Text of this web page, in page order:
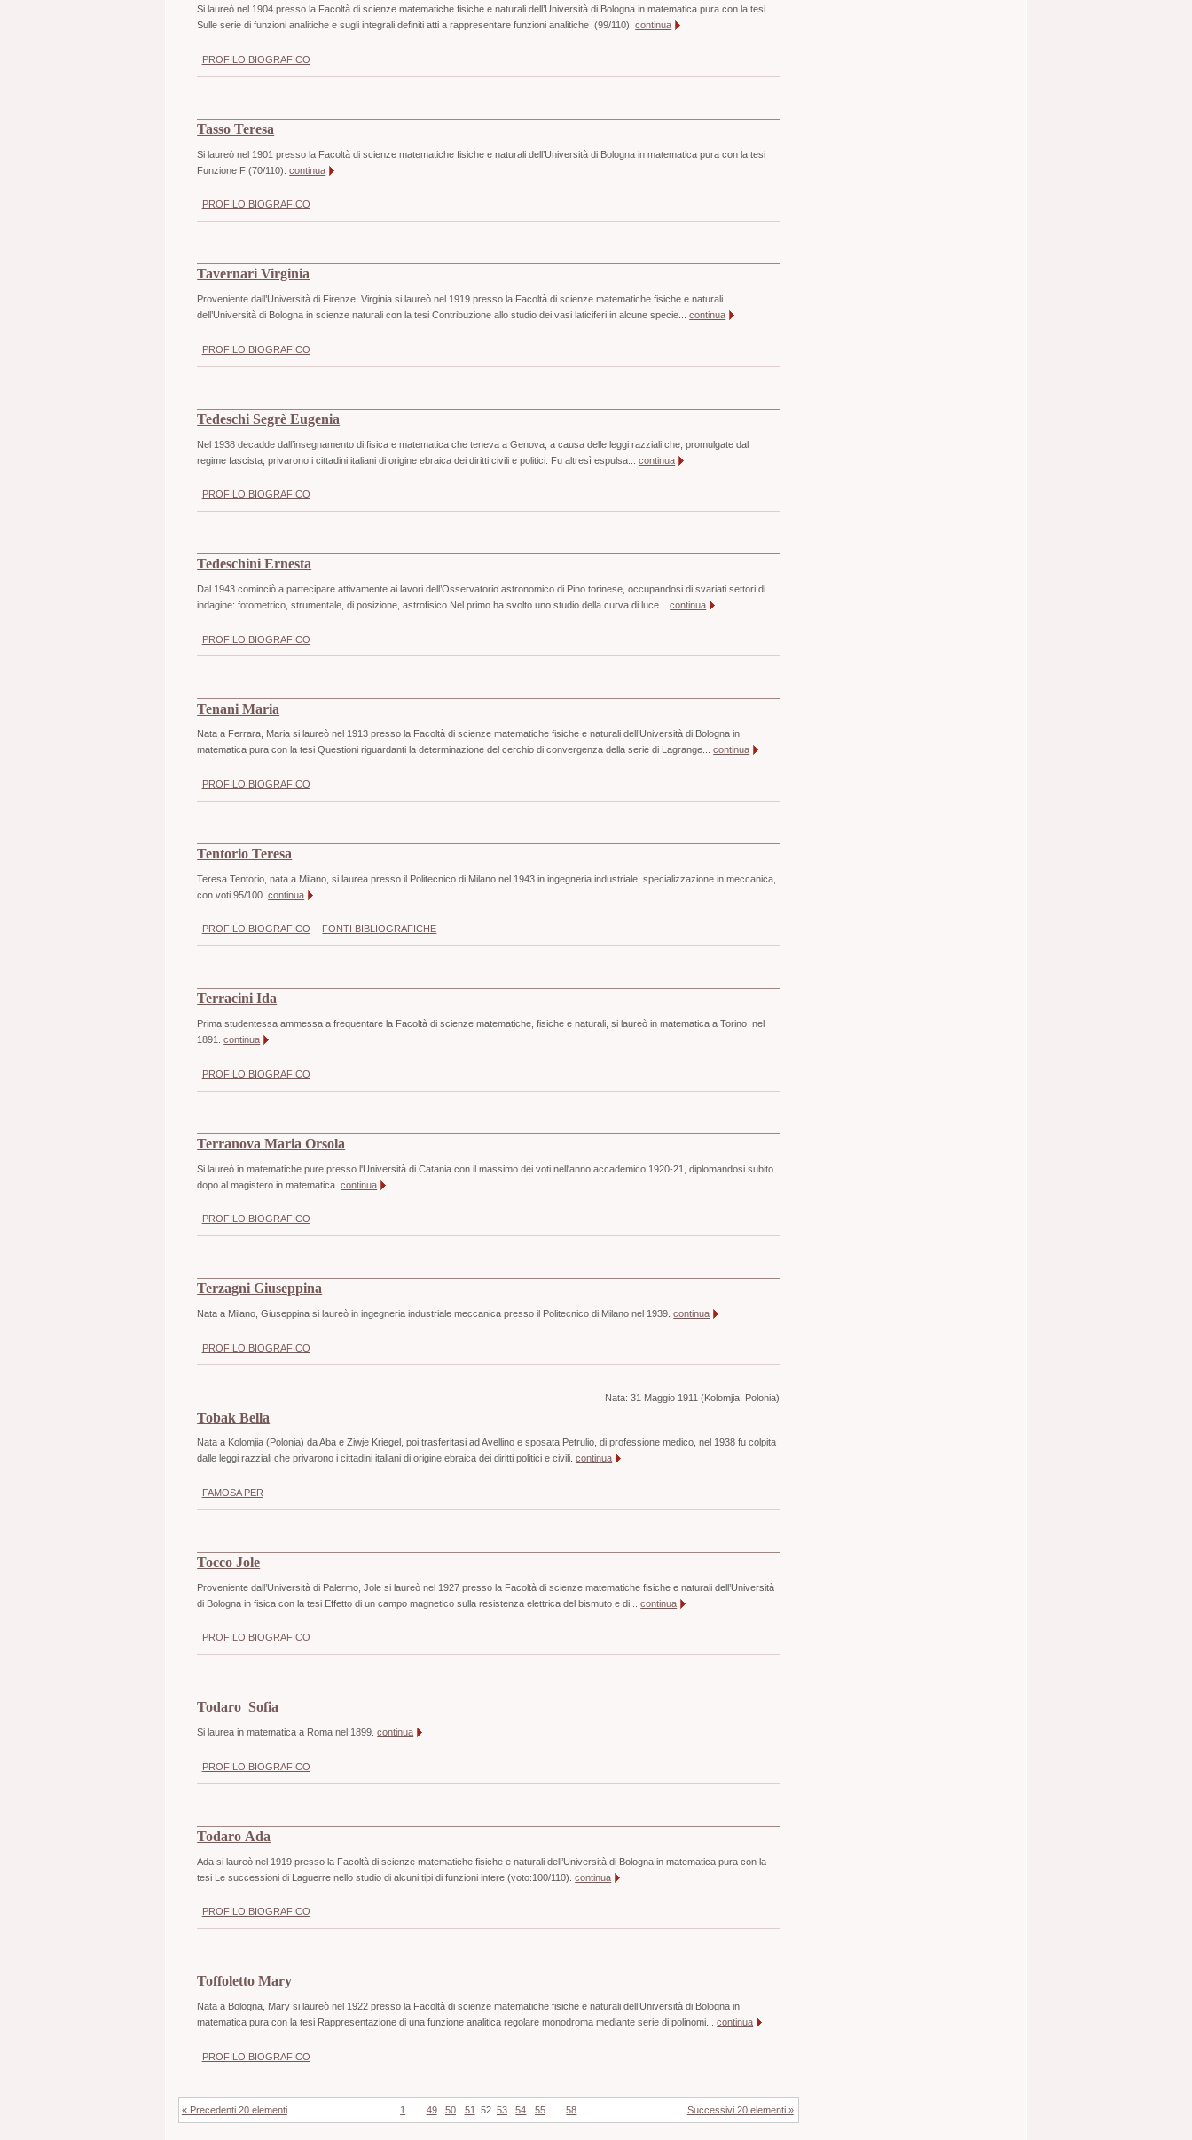
Si laureò nel 1904 presso la Facoltà di scienze matematiche fisiche e naturali dell’Università di Bologna in matematica pura con la tesi
Sulle serie di funzioni analitiche e sugli integrali definiti atti a rappresentare funzioni analitiche (99/110).continua
PROFILO BIOGRAFICO
Tasso Teresa
Si laureò nel 1901 presso la Facoltà di scienze matematiche fisiche e naturali dell’Università di Bologna in matematica pura con la tesi
Funzione F (70/110).continua
PROFILO BIOGRAFICO
Tavernari Virginia
Proveniente dall’Università di Firenze, Virginia si laureò nel 1919 presso la Facoltà di scienze matematiche fisiche e naturali
dell’Università di Bologna in scienze naturali con la tesi Contribuzione allo studio dei vasi laticiferi in alcune specie...continua
PROFILO BIOGRAFICO
Tedeschi Segrè Eugenia
Nel 1938 decadde dall’insegnamento di fisica e matematica che teneva a Genova, a causa delle leggi razziali che, promulgate dal
regime fascista, privarono i cittadini italiani di origine ebraica dei diritti civili e politici. Fu altresì espulsa...continua
PROFILO BIOGRAFICO
Tedeschini Ernesta
Dal 1943 cominciò a partecipare attivamente ai lavori dell’Osservatorio astronomico di Pino torinese, occupandosi di svariati settori di
indagine: fotometrico, strumentale, di posizione, astrofisico.Nel primo ha svolto uno studio della curva di luce...continua
PROFILO BIOGRAFICO
Tenani Maria
Nata a Ferrara, Maria si laureò nel 1913 presso la Facoltà di scienze matematiche fisiche e naturali dell’Università di Bologna in
matematica pura con la tesi Questioni riguardanti la determinazione del cerchio di convergenza della serie di Lagrange...continua
PROFILO BIOGRAFICO
Tentorio Teresa
Teresa Tentorio, nata a Milano, si laurea presso il Politecnico di Milano nel 1943 in ingegneria industriale, specializzazione in meccanica,
con voti 95/100.continua
PROFILO BIOGRAFICO FONTI BIBLIOGRAFICHE
Terracini Ida
Prima studentessa ammessa a frequentare la Facoltà di scienze matematiche, fisiche e naturali, si laureò in matematica a Torino nel
1891.continua
PROFILO BIOGRAFICO
Terranova Maria Orsola
Si laureò in matematiche pure presso l'Università di Catania con il massimo dei voti nell'anno accademico 1920-21, diplomandosi subito
dopo al magistero in matematica.continua
PROFILO BIOGRAFICO
Terzagni Giuseppina
Nata a Milano, Giuseppina si laureò in ingegneria industriale meccanica presso il Politecnico di Milano nel 1939.continua
PROFILO BIOGRAFICO
Nata:31 Maggio 1911 (Kolomjia, Polonia)
Tobak Bella
Nata a Kolomjia (Polonia) da Aba e Ziwje Kriegel, poi trasferitasi ad Avellino e sposata Petrulio, di professione medico, nel 1938 fu colpita
dalle leggi razziali che privarono i cittadini italiani di origine ebraica dei diritti politici e civili.continua
FAMOSA PER
Tocco Jole
Proveniente dall’Università di Palermo, Jole si laureò nel 1927 presso la Facoltà di scienze matematiche fisiche e naturali dell’Università
di Bologna in fisica con la tesi Effetto di un campo magnetico sulla resistenza elettrica del bismuto e di...continua
PROFILO BIOGRAFICO
Todaro Sofia
Si laurea in matematica a Roma nel 1899.continua
PROFILO BIOGRAFICO
Todaro Ada
Ada si laureò nel 1919 presso la Facoltà di scienze matematiche fisiche e naturali dell’Università di Bologna in matematica pura con la
tesi Le successioni di Laguerre nello studio di alcuni tipi di funzioni intere (voto:100/110).continua
PROFILO BIOGRAFICO
Toffoletto Mary
Nata a Bologna, Mary si laureò nel 1922 presso la Facoltà di scienze matematiche fisiche e naturali dell’Università di Bologna in
matematica pura con la tesi Rappresentazione di una funzione analitica regolare monodroma mediante serie di polinomi...continua
PROFILO BIOGRAFICO
« Precedenti 20 elementi Successivi 20 elementi »
1 49 50 51 52 53 54 55 58